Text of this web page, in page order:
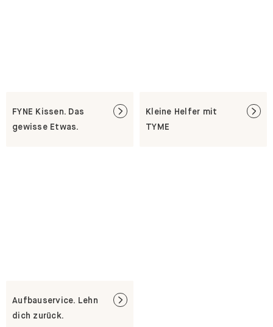
FYNE Kissen. Das
gewisse Etwas.
Kleine Helfer mit
TYME
Aufbauservice. Lehn
dich zurück.